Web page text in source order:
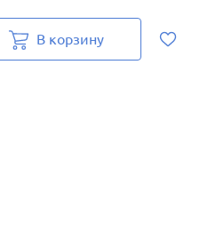
В корзину